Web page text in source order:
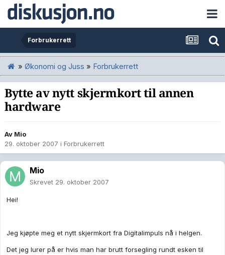
Forbrukerrett
» Økonomi og Juss » Forbrukerrett
Bytte av nytt skjermkort til annen
hardware
Av Mio
29. oktober 2007 i Forbrukerrett
Mio
Skrevet 29. oktober 2007
Hei!
Jeg kjøpte meg et nytt skjermkort fra Digitalimpuls nå i helgen.
Det jeg lurer på er hvis man har brutt forsegling rundt esken til